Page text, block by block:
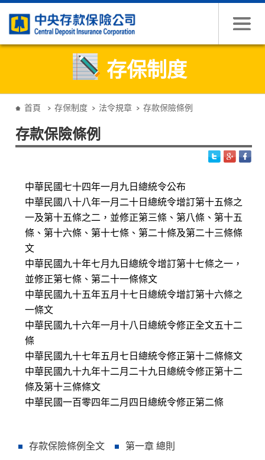
存保制度
首頁 存保制度 法令規章 存款保險條例
存款保險條例
中華民國七十四年一月九日總統令公布
中華民國八十八年一月二十日總統令增訂第十五條之
一及第十五條之二，並修正第三條、第八條、第十五
條、第十六條、第十七條、第二十條及第二十三條條
文
中華民國九十年七月九日總統令增訂第十七條之一，
並修正第七條、第二十一條條文
中華民國九十五年五月十七日總統令增訂第十六條之
一條文
中華民國九十六年一月十八日總統令修正全文五十二
條
中華民國九十七年五月七日總統令修正第十二條條文
中華民國九十九年十二月二十九日總統令修正第十二
條及第十三條條文
中華民國一百零四年二月四日總統令修正第二條
存款保險條例全文
第一章 總則